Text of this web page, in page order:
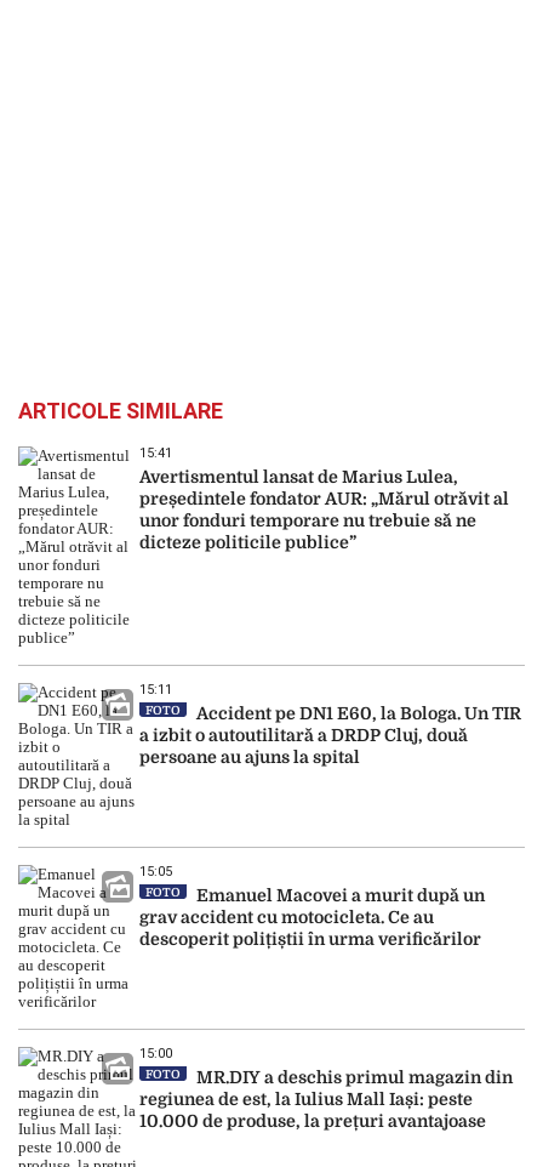
ARTICOLE SIMILARE
15:41
Avertismentul lansat de Marius Lulea,
președintele fondator AUR: „Mărul otrăvit al
unor fonduri temporare nu trebuie să ne
dicteze politicile publice”
15:11
FOTO
Accident pe DN1 E60, la Bologa. Un TIR
a izbit o autoutilitară a DRDP Cluj, două
persoane au ajuns la spital
15:05
FOTO
Emanuel Macovei a murit după un
grav accident cu motocicleta. Ce au
descoperit polițiștii în urma verificărilor
15:00
FOTO
MR.DIY a deschis primul magazin din
regiunea de est, la Iulius Mall Iași: peste
10.000 de produse, la prețuri avantajoase